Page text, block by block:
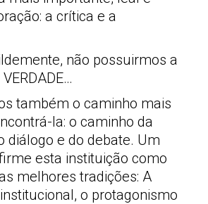
a crítica e a
não possuirmos a
também o caminho mais
la: o caminho da
diálogo e do debate. Um
esta instituição como
melhores tradições: A
o protagonismo